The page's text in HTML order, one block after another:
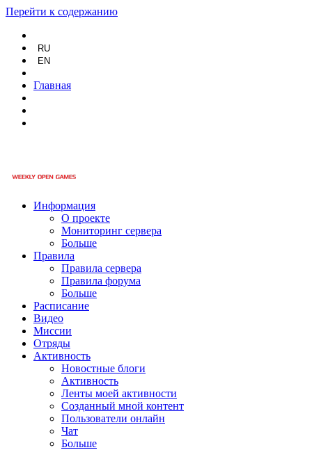
Перейти к содержанию
RU
EN
Главная
Информация
О проекте
Мониторинг сервера
Больше
Правила
Правила сервера
Правила форума
Больше
Расписание
Видео
Миссии
Отряды
Активность
Новостные блоги
Активность
Ленты моей активности
Созданный мной контент
Пользователи онлайн
Чат
Больше